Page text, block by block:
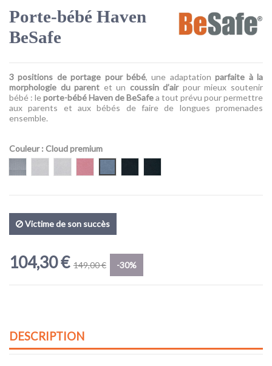
Porte-bébé Haven
BeSafe
3 positions de portage pour bébé, une adaptationparfaite à la
morphologie du parent et un coussin d’airpour mieux soutenir
bébé : leporte-bébé Haven de BeSafea tout prévu pour permettre
aux parents et aux bébés de faire de longues promenades
ensemble.
Couleur: Cloud premium
Peak Mesh
Victime de son succès
104,30 € 149,00 € -30%
DESCRIPTION